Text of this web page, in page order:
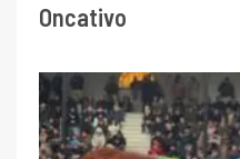
Oncativo